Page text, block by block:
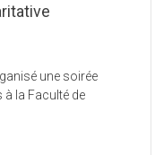
une soirée
la Faculté de